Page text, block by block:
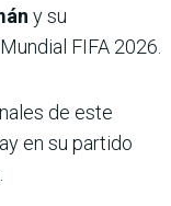
y su
FIFA 2026.
de este
en su partido